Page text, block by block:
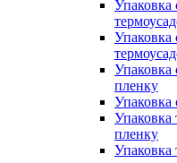
Упаковка
Упаковка
Упаковка
пленку
Упаковка
Упаковка
пленку
Упаковка